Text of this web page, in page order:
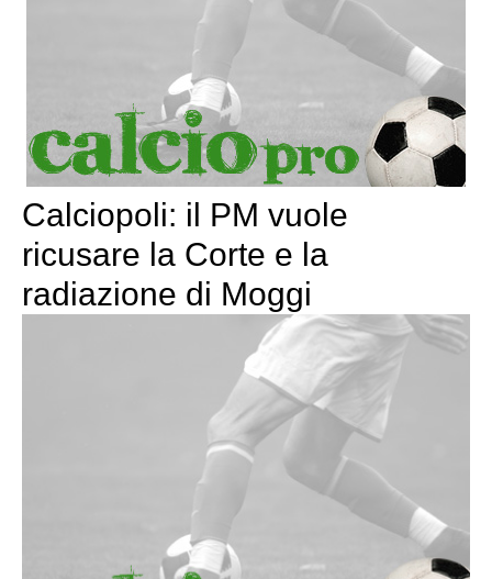
Calciopoli: il PM vuole
ricusare la Corte e la
radiazione di Moggi